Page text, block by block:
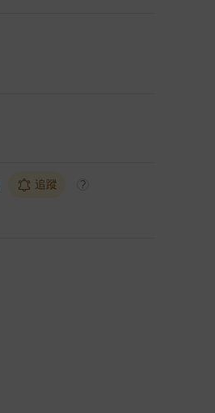
追蹤 ?